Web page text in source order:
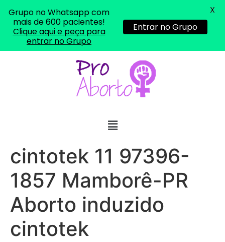
cintotek 11 97396-
1857 Mamborê-PR
Aborto induzido
cintotek
Grupo no Whatsapp com
mais de 600 pacientes!
Clique aqui e peça para
entrar no Grupo
Entrar no Grupo
X